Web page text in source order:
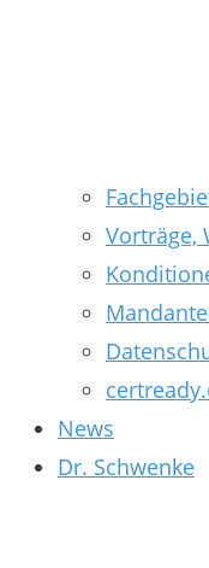
Vorträge,
News
Dr. Schwenke